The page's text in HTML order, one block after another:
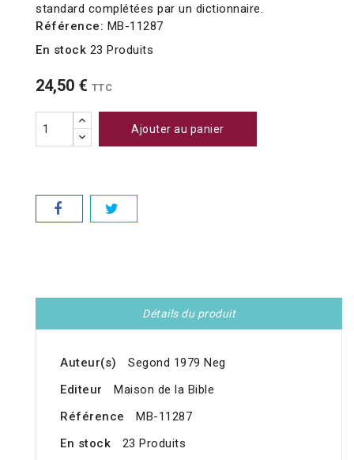
standard complétées par un dictionnaire.
Référence: MB-11287
En stock 23 Produits
24,50 € TTC
Ajouter au panier
Détails du produit
Auteur(s)
Segond 1979 Neg
Editeur
Maison de la Bible
Référence
MB-11287
En stock
23 Produits